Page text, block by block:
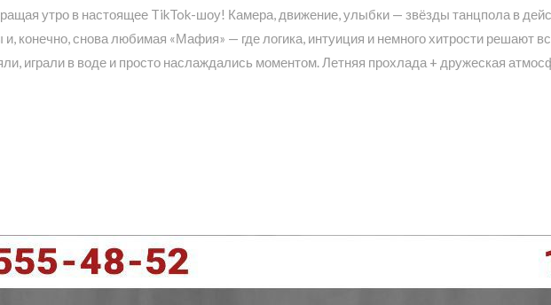
утро в настоящее TikTok-шоу! Камера, движение, улыбки — звёзды танцпола в
конечно, снова любимая «Мафия» — где логика, интуиция и немного хитрости решают
играли в воде и просто наслаждались моментом. Летняя прохлада + дружеская